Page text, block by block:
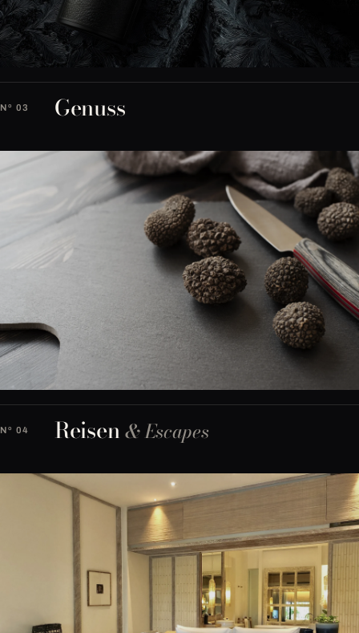
Nº 03 Genuss
Nº 04 Reisen& Escapes